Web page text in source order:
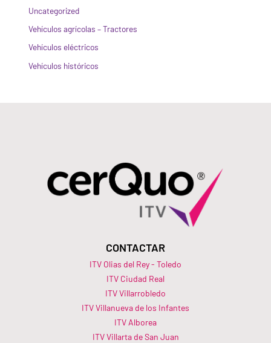
Uncategorized
Vehículos agrícolas – Tractores
Vehículos eléctricos
Vehículos históricos
CONTACTAR
ITV Olias del Rey - Toledo
ITV Ciudad Real
ITV Villarrobledo
ITV Villanueva de los Infantes
ITV Alborea
ITV Villarta de San Juan